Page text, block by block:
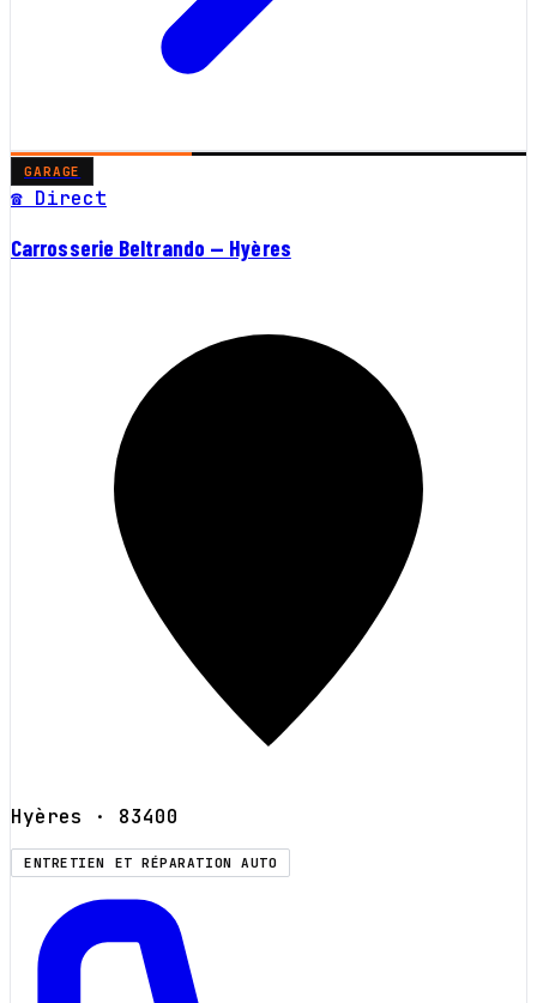
GARAGE
☎ Direct
Carrosserie Beltrando — Hyères
Hyères · 83400
ENTRETIEN ET RÉPARATION AUTO